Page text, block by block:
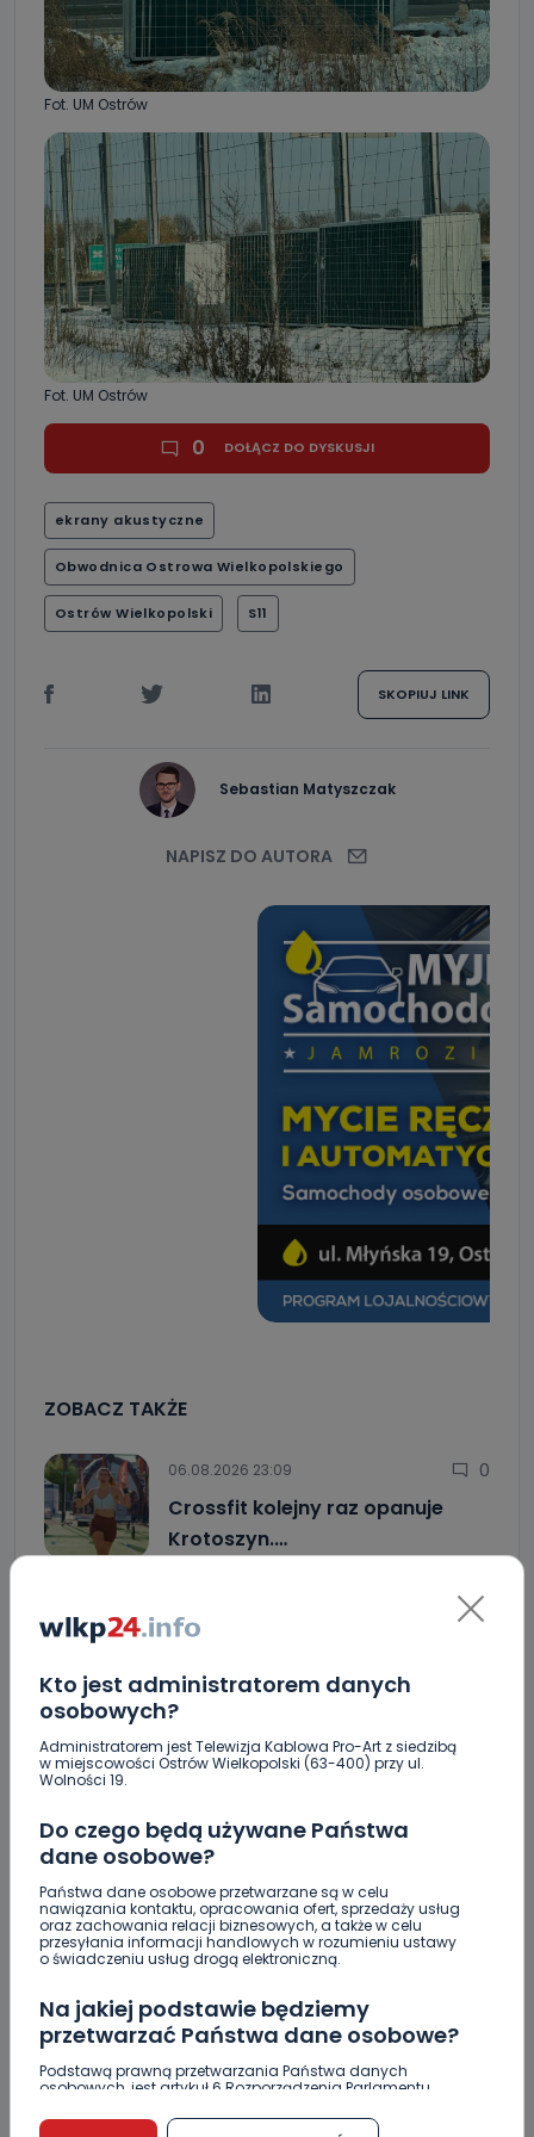
Kto jest administratorem danych
osobowych?
Administratorem jest Telewizja Kablowa Pro-Art z siedzibą
w miejscowości Ostrów Wielkopolski (63-400) przy ul.
Wolności 19.
Do czego będą używane Państwa
dane osobowe?
Państwa dane osobowe przetwarzane są w celu
nawiązania kontaktu, opracowania ofert, sprzedaży usług
oraz zachowania relacji biznesowych, a także w celu
przesyłania informacji handlowych w rozumieniu ustawy
o świadczeniu usług drogą elektroniczną.
Na jakiej podstawie będziemy
przetwarzać Państwa dane osobowe?
Podstawą prawną przetwarzania Państwa danych
osobowych, jest artykuł 6 Rozporządzenia Parlamentu
r. w sprawie ochrony osób fizycznych w związku z
Fot. UM Ostrów
Fot. UM Ostrów
0 DOŁĄCZ DO DYSKUSJI
ekrany akustyczne
Obwodnica Ostrowa Wielkopolskiego
Ostrów Wielkopolski S11
SKOPIUJ LINK
Sebastian Matyszczak
NAPISZ DO AUTORA
ZOBACZ TAKŻE
06.08.2026 23:09 0
Crossfit kolejny raz opanuje
Krotoszyn.…
0
„Niezwykli ludzie, niezwykłe
podróże, niezwykłe…
06.08.2026 17:05
Zderzenie kilku aut na DK25. Duże korki
Zaginiona nastolatka. Policja czeka na
informacje
wyjaśnień. Nieoficjalnie: to kaliski urzędnik
Drugie podejście. Podpisano umowę na
dokończenie rewitalizacji parku
Z Krotoszyna do Wrocławia. Krótka ucieczka przed